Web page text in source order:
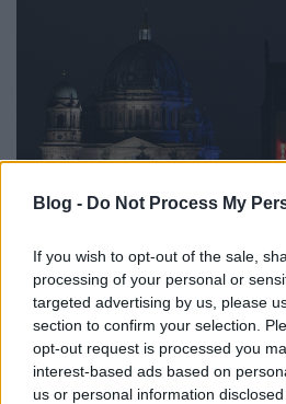
Blog - Do Not Process My
If you wish to opt-out of the sale,
processing of your personal or
targeted advertising by us, please
section to confirm your selection.
opt-out request is processed you
interest-based ads based on
us or personal information
Végezetül még egy kép, a
az előtérben a Spree-vel, balra
jobbra a Nikolaiviertel
Berlin, mondtam már? :)